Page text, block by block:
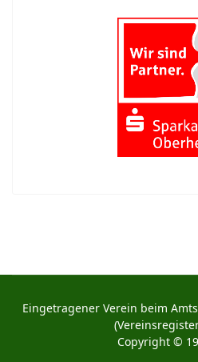
Eingetragener Verein beim
Copyright ©